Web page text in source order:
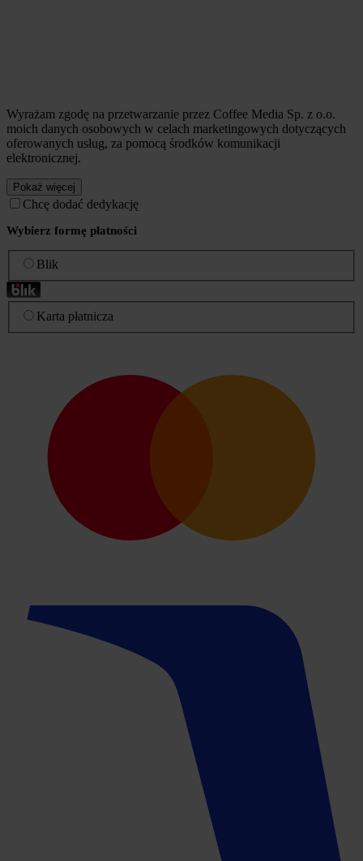
Wyrażam zgodę na przetwarzanie przez Coffee Media Sp. z o.o.
moich danych osobowych w celach marketingowych dotyczących
oferowanych usług, za pomocą środków komunikacji
elektronicznej.
Pokaż więcej
Chcę dodać dedykację
Wybierz formę płatności
Blik
Karta płatnicza